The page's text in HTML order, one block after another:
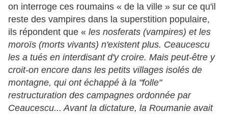
on interroge ces roumains « de la ville » sur ce qu'il
reste des vampires dans la superstition populaire,
ils répondent que « les nosferats (vampires) et les
moroïs (morts vivants) n'existent plus. Ceaucescu
les a tués en interdisant d'y croire. Mais peut-être y
croit-on encore dans les petits villages isolés de
montagne, qui ont échappé à la "folle"
restructuration des campagnes ordonnée par
Ceaucescu... Avant la dictature, la Roumanie avait